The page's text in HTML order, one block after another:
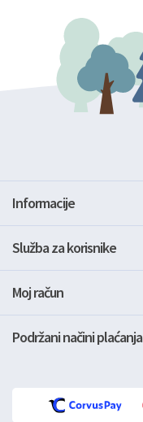
Informacije
Služba za korisnike
Moj račun
Podržani načini plaćanja